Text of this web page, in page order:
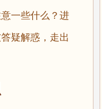
一些什么？进
疑解惑，走出